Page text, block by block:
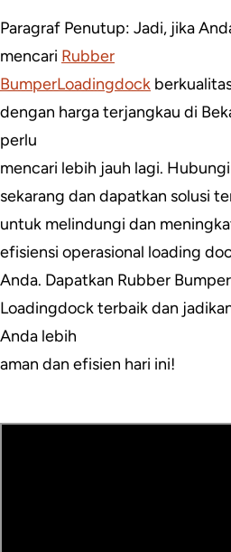
Paragraf Penutup: Jadi, jika
mencari Rubber
BumperLoadingdock
dengan harga terjangkau di
perlu
mencari lebih jauh lagi.
sekarang dan dapatkan solusi
untuk melindungi dan
efisiensi operasional loading
Anda. Dapatkan Rubber Bumper
Loadingdock terbaik dan
Anda lebih
aman dan efisien hari ini!